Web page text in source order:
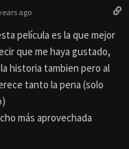
ago
película es la que mejor
que me haya gustado,
historia tambien pero al
tanto la pena (solo
más aprovechada